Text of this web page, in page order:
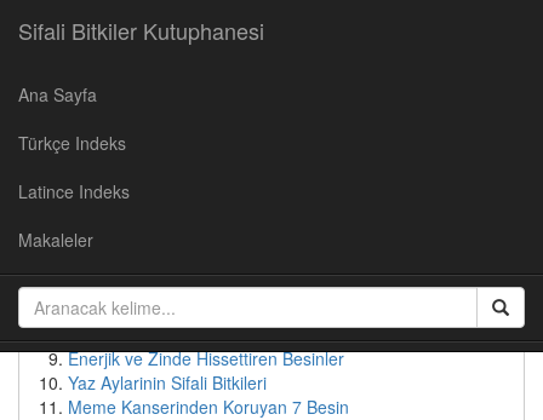
Sifali Bitkiler Kutuphanesi
Ana Sayfa
Türkçe Indeks
Latince Indeks
Makaleler
Cevizin Faydalari
Yaban Mersininin Faydaları
Patates suyunun faydaları
Bebeksi Bir Yüz İçin Doğal Çözümler
Tok Tutan Besinler
Enerjik ve Zinde Hissettiren Besinler
Yaz Aylarinin Sifali Bitkileri
Meme Kanserinden Koruyan 7 Besin